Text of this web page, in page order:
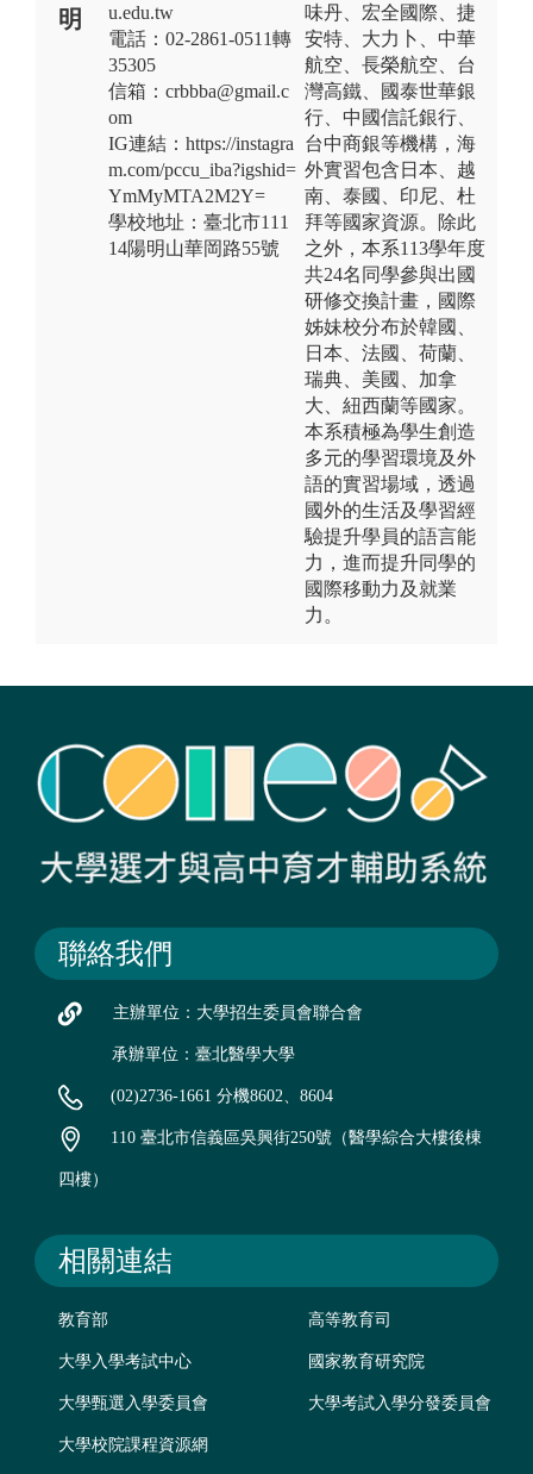
明
u.edu.tw
電話：02-2861-0511轉
35305
信箱：crbbba@gmail.c
om
IG連結：https://instagra
m.com/pccu_iba?igshid=
YmMyMTA2M2Y=
學校地址：臺北市111
14陽明山華岡路55號
味丹、宏全國際、捷
安特、大力卜、中華
航空、長榮航空、台
灣高鐵、國泰世華銀
行、中國信託銀行、
台中商銀等機構，海
外實習包含日本、越
南、泰國、印尼、杜
拜等國家資源。除此
之外，本系113學年度
共24名同學參與出國
研修交換計畫，國際
姊妹校分布於韓國、
日本、法國、荷蘭、
瑞典、美國、加拿
大、紐西蘭等國家。
本系積極為學生創造
多元的學習環境及外
語的實習場域，透過
國外的生活及學習經
驗提升學員的語言能
力，進而提升同學的
國際移動力及就業
力。
聯絡我們
主辦單位：大學招生委員會聯合會
承辦單位：臺北醫學大學
(02)2736-1661 分機8602、8604
110 臺北市信義區吳興街250號（醫學綜合大樓後棟
四樓）
相關連結
教育部 高等教育司
大學入學考試中心 國家教育研究院
大學甄選入學委員會 大學考試入學分發委員會
大學校院課程資源網